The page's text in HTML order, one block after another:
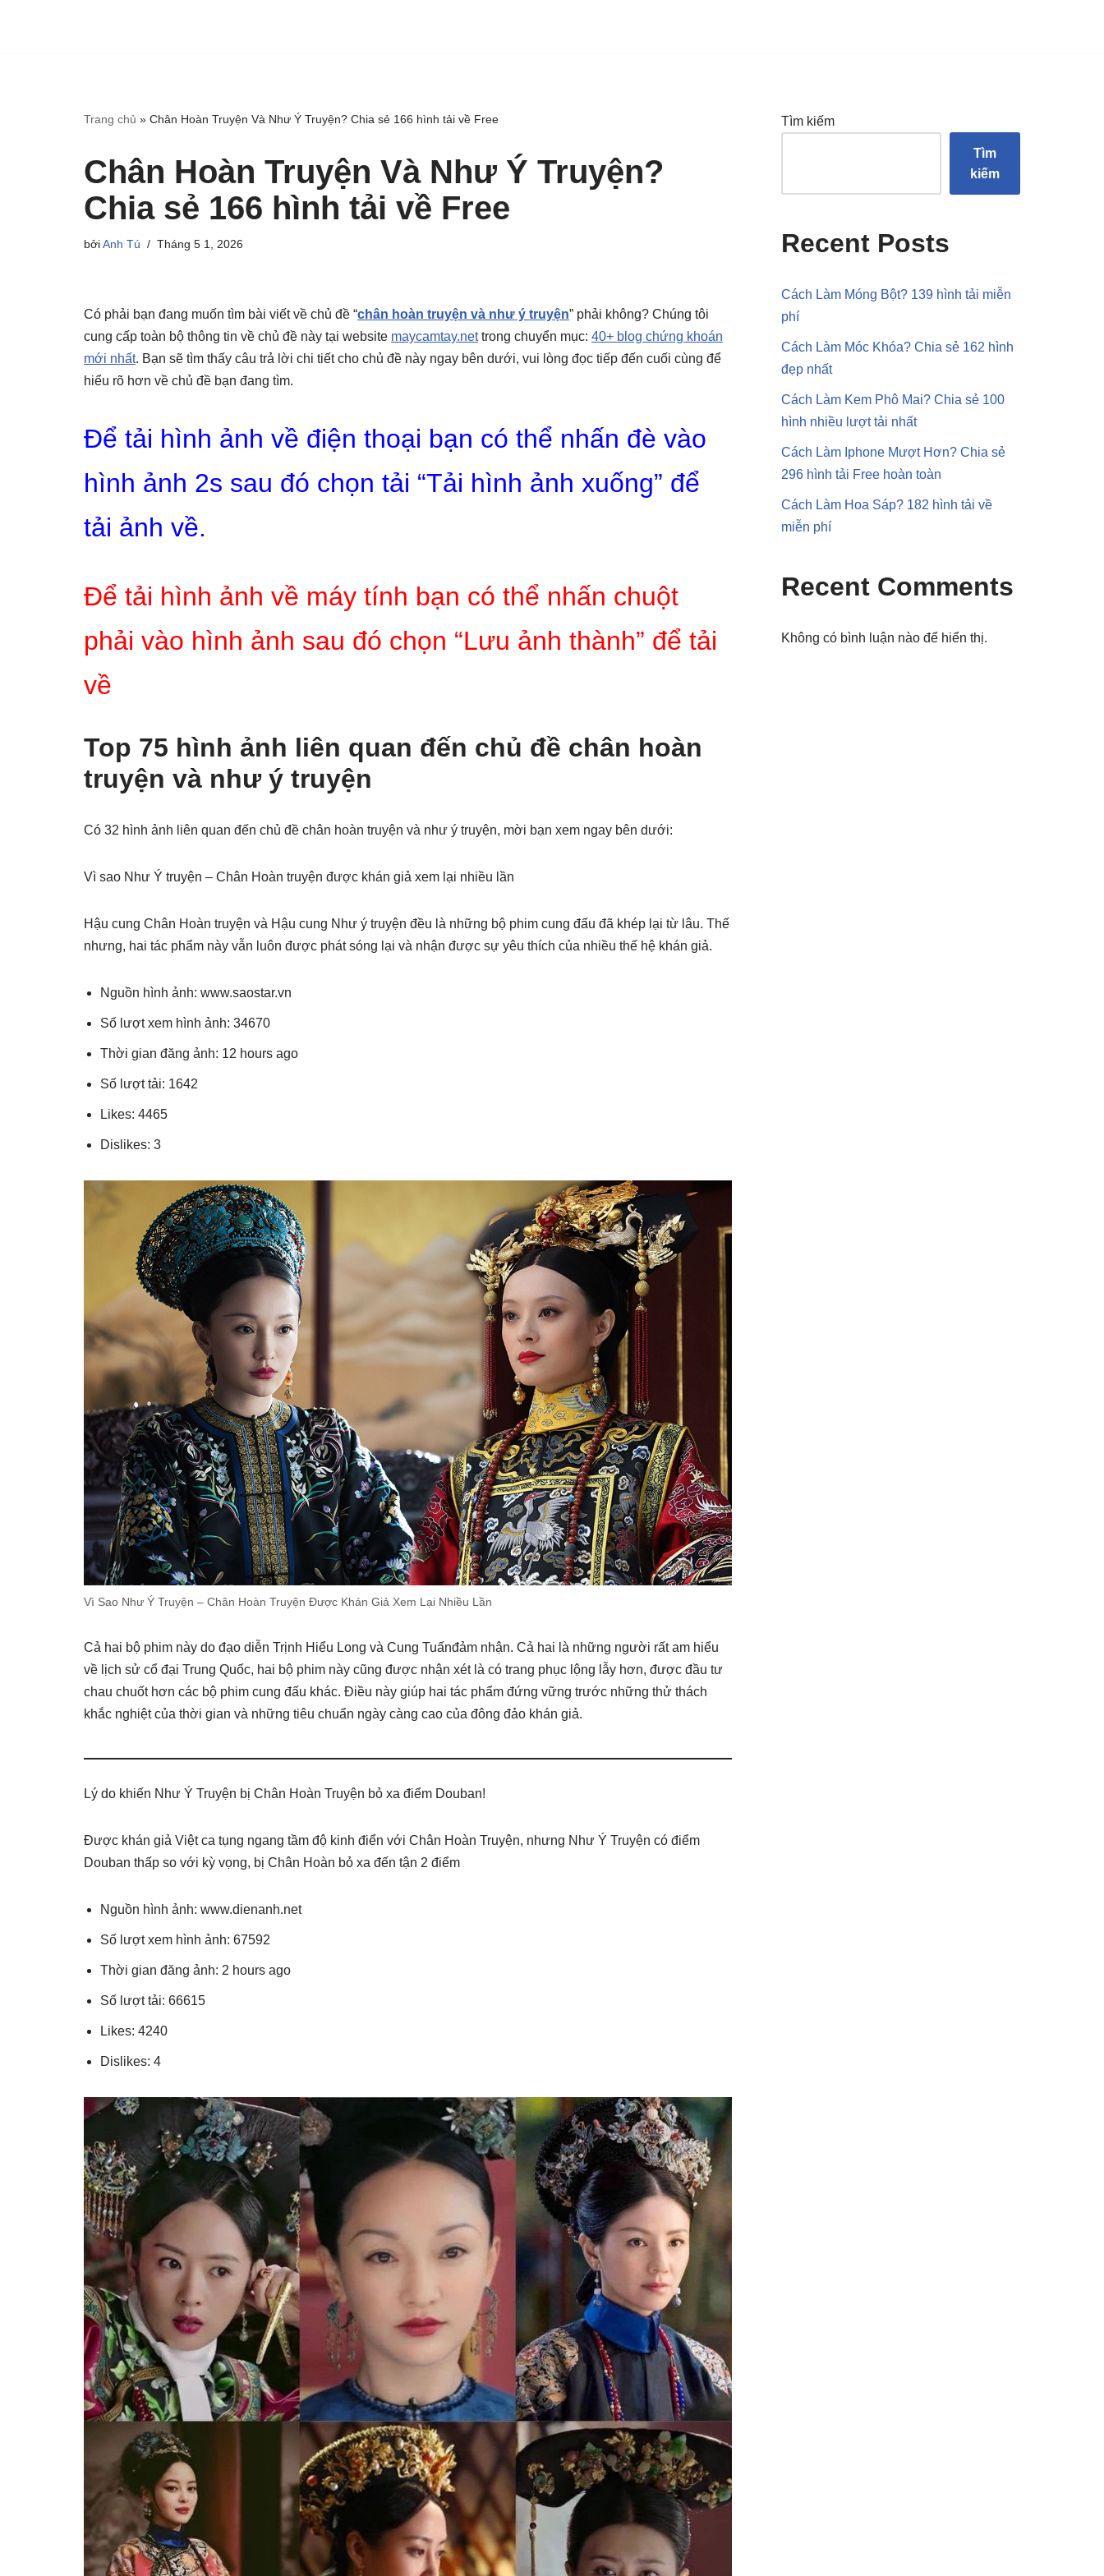
Trang chủ » Chân Hoàn Truyện Và Như Ý Truyện? Chia sẻ 166 hình tải về Free
Chân Hoàn Truyện Và Như Ý Truyện?
Chia sẻ 166 hình tải về Free
bởiAnh Tú Tháng 5 1, 2026
Có phải bạn đang muốn tìm bài viết về chủ đề “chân hoàn truyện và như ý truyện” phải không? Chúng tôi
cung cấp toàn bộ thông tin về chủ đề này tại website maycamtay.nettrong chuyển mục: 40+ blog chứng khoán
mới nhất. Bạn sẽ tìm thấy câu trả lời chi tiết cho chủ đề này ngay bên dưới, vui lòng đọc tiếp đến cuối cùng để
hiểu rõ hơn về chủ đề bạn đang tìm.
Để tải hình ảnh về điện thoại bạn có thể nhấn đè vào
hình ảnh 2s sau đó chọn tải “Tải hình ảnh xuống” để
tải ảnh về.
Để tải hình ảnh về máy tính bạn có thể nhấn chuột
phải vào hình ảnh sau đó chọn “Lưu ảnh thành” để tải
về
Top 75 hình ảnh liên quan đến chủ đề chân hoàn
truyện và như ý truyện
Có 32 hình ảnh liên quan đến chủ đề chân hoàn truyện và như ý truyện, mời bạn xem ngay bên dưới:
Vì sao Như Ý truyện – Chân Hoàn truyện được khán giả xem lại nhiều lần
Hậu cung Chân Hoàn truyện và Hậu cung Như ý truyện đều là những bộ phim cung đấu đã khép lại từ lâu. Thế
nhưng, hai tác phẩm này vẫn luôn được phát sóng lại và nhận được sự yêu thích của nhiều thế hệ khán giả.
Nguồn hình ảnh: www.saostar.vn
Số lượt xem hình ảnh: 34670
Thời gian đăng ảnh: 12 hours ago
Số lượt tải: 1642
Likes: 4465
Dislikes: 3
Vì Sao Như Ý Truyện – Chân Hoàn Truyện Được Khán Giả Xem Lại Nhiều Lần
Cả hai bộ phim này do đạo diễn Trịnh Hiểu Long và Cung Tuấnđảm nhận. Cả hai là những người rất am hiểu
về lịch sử cổ đại Trung Quốc, hai bộ phim này cũng được nhận xét là có trang phục lộng lẫy hơn, được đầu tư
chau chuốt hơn các bộ phim cung đấu khác. Điều này giúp hai tác phẩm đứng vững trước những thử thách
khắc nghiệt của thời gian và những tiêu chuẩn ngày càng cao của đông đảo khán giả.
Lý do khiến Như Ý Truyện bị Chân Hoàn Truyện bỏ xa điểm Douban!
Được khán giả Việt ca tụng ngang tầm độ kinh điển với Chân Hoàn Truyện, nhưng Như Ý Truyện có điểm
Douban thấp so với kỳ vọng, bị Chân Hoàn bỏ xa đến tận 2 điểm
Nguồn hình ảnh: www.dienanh.net
Số lượt xem hình ảnh: 67592
Thời gian đăng ảnh: 2 hours ago
Số lượt tải: 66615
Likes: 4240
Dislikes: 4
Tìm kiếm
Tìm
kiếm
Recent Posts
Cách Làm Móng Bột? 139 hình tải miễn
phí
Cách Làm Móc Khóa? Chia sẻ 162 hình
đẹp nhất
Cách Làm Kem Phô Mai? Chia sẻ 100
hình nhiều lượt tải nhất
Cách Làm Iphone Mượt Hơn? Chia sẻ
296 hình tải Free hoàn toàn
Cách Làm Hoa Sáp? 182 hình tải về
miễn phí
Recent Comments
Không có bình luận nào để hiển thị.